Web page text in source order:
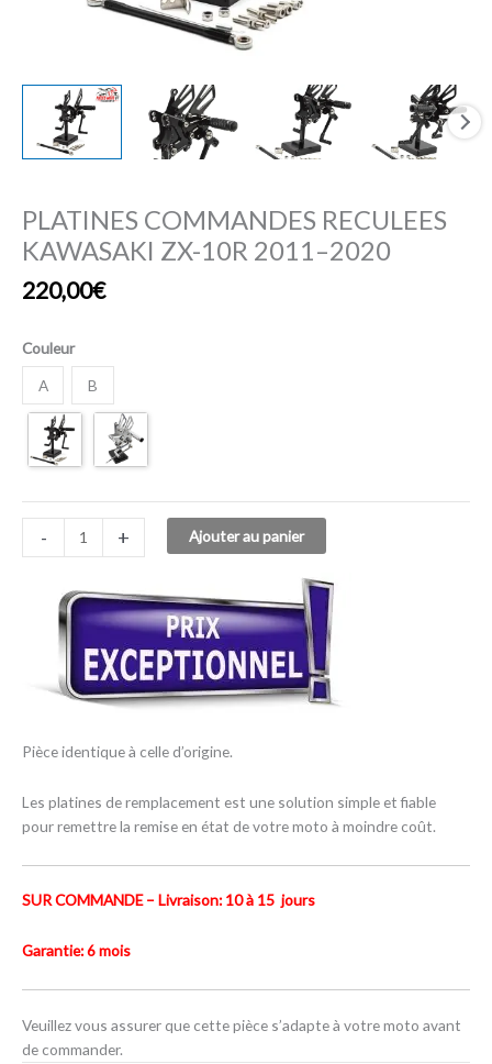
PLATINES COMMANDES RECULEES
KAWASAKI ZX-10R 2011–2020
220,00€
Couleur
A
B
- + Ajouter au panier
Pièce identique à celle d’origine.
Les platines de remplacement est une solution simple et fiable
pour remettre la remise en état de votre moto à moindre coût.
SUR COMMANDE – Livraison: 10 à 15 jours
Garantie: 6 mois
Veuillez vous assurer que cette pièce s’adapte à votre moto avant
de commander.